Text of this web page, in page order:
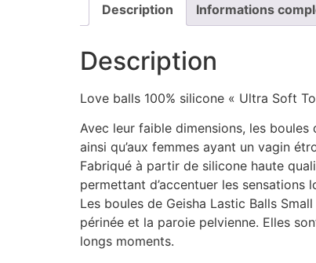
Description Informations
Description
Love balls 100% silicone « Ultra Soft
Avec leur faible dimensions, les
ainsi qu’aux femmes ayant un vagin
Fabriqué à partir de silicone haute
permettant d’accentuer les sensations
Les boules de Geisha Lastic Balls
périnée et la paroie pelvienne. Elles
longs moments.